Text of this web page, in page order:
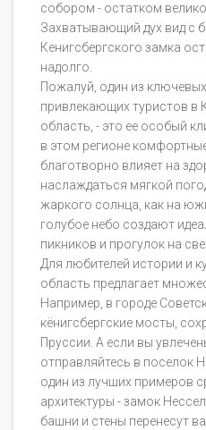
собором - остатком
Захватывающий дух вид с
Кенигсбергского замка
надолго.
Пожалуй, один из
привлекающих туристов в
область, - это ее особый
в этом регионе
благотворно влияет на
наслаждаться мягкой
жаркого солнца, как на
голубое небо создают
пикников и прогулок на
Для любителей истории и
область предлагает
Например, в городе
кёнигсбергские мосты,
Пруссии. А если вы
отправляйтесь в поселок
один из лучших примеров
архитектуры - замок
башни и стены перенесут